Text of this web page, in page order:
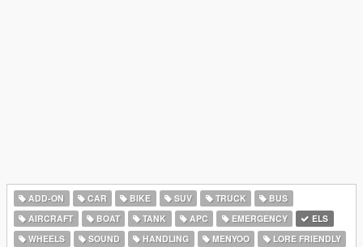
ADD-ON CAR BIKE SUV TRUCK
BUS
AIRCRAFT
BOAT TANK APC EMERGENCY
ELS
WHEELS
SOUND HANDLING MENYOO LORE FRIENDLY